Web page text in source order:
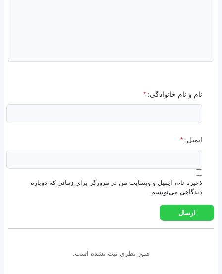
نام و نام خانوادگی: *
ایمیل: *
ذخیره نام، ایمیل و وبسایت من در مرورگر برای زمانی که دوباره
دیدگاهی می‌نویسم.
هنوز نظری ثبت نشده است.